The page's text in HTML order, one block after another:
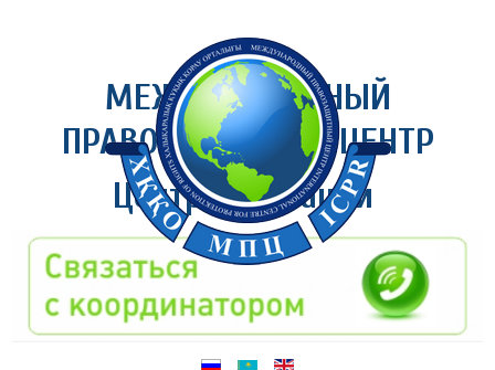
МЕЖДУНАРОДНЫЙ
ПРАВОЗАЩИТНЫЙ ЦЕНТР
Центр медиации